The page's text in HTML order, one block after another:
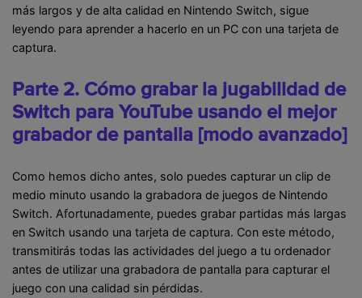
más largos y de alta calidad en Nintendo Switch, sigue
leyendo para aprender a hacerlo en un PC con una tarjeta de
captura.
Parte 2. Cómo grabar la jugabilidad de
Switch para YouTube usando el mejor
grabador de pantalla [modo avanzado]
Como hemos dicho antes, solo puedes capturar un clip de
medio minuto usando la grabadora de juegos de Nintendo
Switch. Afortunadamente, puedes grabar partidas más largas
en Switch usando una tarjeta de captura. Con este método,
transmitirás todas las actividades del juego a tu ordenador
antes de utilizar una grabadora de pantalla para capturar el
juego con una calidad sin pérdidas.